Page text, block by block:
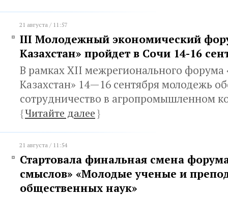
21 августа / 11:57
III Молодежный экономический
Казахстан» пройдет в Сочи 14-16
В рамках XII межрегионального форума
Казахстан» 14—16 сентября молодежь
сотрудничество в агропромышленном
{Читайте далее}
21 августа / 11:54
Стартовала финальная смена
смыслов» «Молодые ученые и
общественных наук»